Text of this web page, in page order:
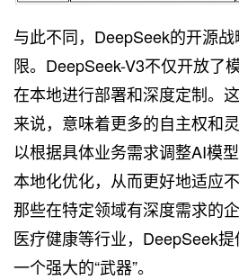
与此不同，DeepSeek的开源
限。DeepSeek-V3不仅开放了
在本地进行部署和深度定制。
来说，意味着更多的自主权
以根据具体业务需求调整AI模
本地化优化，从而更好地适应
那些在特定领域有深度需求的
医疗健康等行业，DeepSeek
一个强大的“武器”。